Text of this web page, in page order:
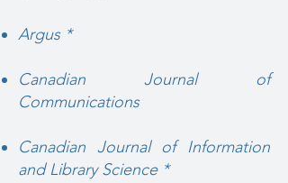
Argus *
Canadian Journal of
Communications
Canadian Journal of Information
and Library Science*